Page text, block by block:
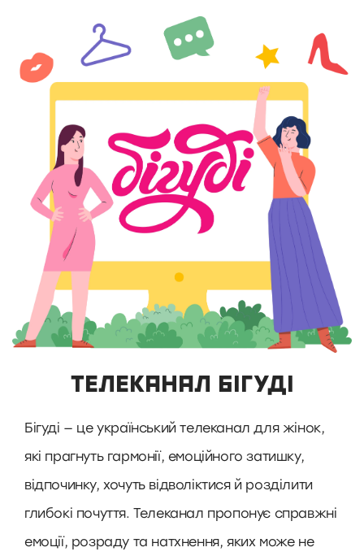
ТЕЛЕКАНАЛ БІГУДІ
Бігуді — це український телеканал для жінок,
які прагнуть гармонії, емоційного затишку,
відпочинку, хочуть відволіктися й розділити
глибокі почуття. Телеканал пропонує справжні
емоції, розраду та натхнення, яких може не